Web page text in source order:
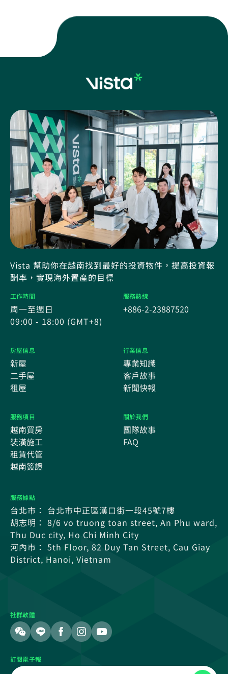
Vista 幫助你在越南找到最好的投資物件，提高投資報
酬率，實現海外置產的目標
工作時間
周一至週日
09:00 - 18:00 (GMT+8)
服務熱線
+886-2-23887520
房屋信息
新屋
二手屋
租屋
行業信息
專業知識
客戶故事
新聞快報
服務項目
越南買房
裝潢施工
租賃代管
越南簽證
關於我們
團隊故事
FAQ
服務據點
台北市： 台北市中正區漢口街一段45號7樓
胡志明： 8/6 vo truong toan street, An Phu ward,
Thu Duc city, Ho Chi Minh City
河內市： 5th Floor, 82 Duy Tan Street, Cau Giay
District, Hanoi, Vietnam
社群軟體
訂閱電子報